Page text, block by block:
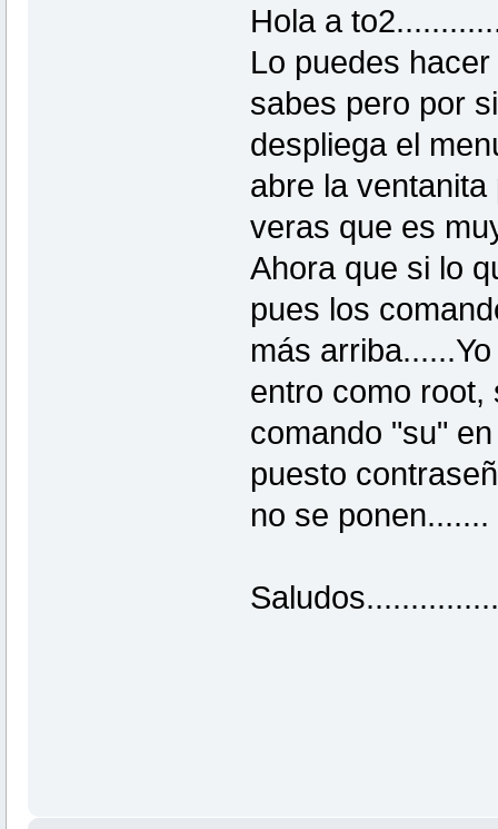
Hola a
Lo puedes
sabes pero por
despliega el
abre la
veras que es
Ahora que si lo
pues los
más
entro como root,
comando "su"
puesto
no se ponen.......